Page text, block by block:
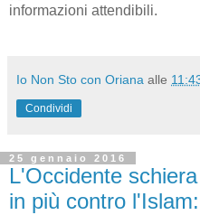
informazioni attendibili.
Io Non Sto con Oriana alle
Condividi
25 gennaio 2016
L'Occidente
in più contro